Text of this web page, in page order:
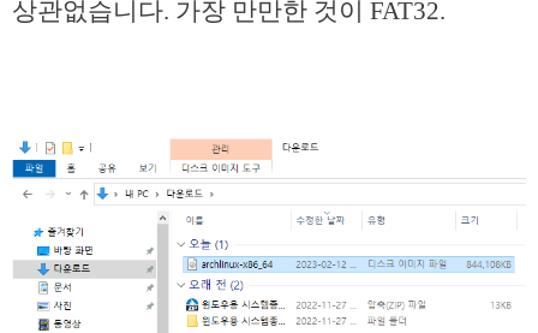
상관없습니다. 가장 만만한 것이 FAT32.